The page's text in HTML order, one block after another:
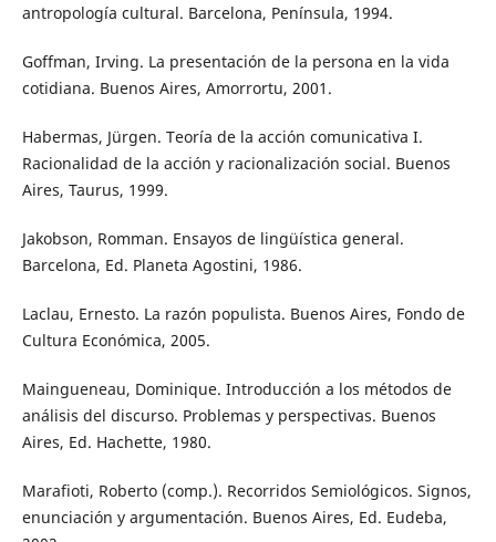
antropología cultural. Barcelona, Península, 1994.
Goffman, Irving. La presentación de la persona en la vida
cotidiana. Buenos Aires, Amorrortu, 2001.
Habermas, Jürgen. Teoría de la acción comunicativa I.
Racionalidad de la acción y racionalización social. Buenos
Aires, Taurus, 1999.
Jakobson, Romman. Ensayos de lingüística general.
Barcelona, Ed. Planeta Agostini, 1986.
Laclau, Ernesto. La razón populista. Buenos Aires, Fondo de
Cultura Económica, 2005.
Maingueneau, Dominique. Introducción a los métodos de
análisis del discurso. Problemas y perspectivas. Buenos
Aires, Ed. Hachette, 1980.
Marafioti, Roberto (comp.). Recorridos Semiológicos. Signos,
enunciación y argumentación. Buenos Aires, Ed. Eudeba,